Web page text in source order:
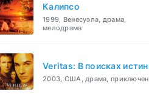
Калипсо
1999, Венесуэла, драма,
мелодрама
Veritas: В поисках
2003, США, драма,